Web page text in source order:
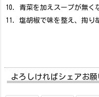
青菜を加えスープが無く
塩胡椒で味を整え、掏り
よろしければシェアお